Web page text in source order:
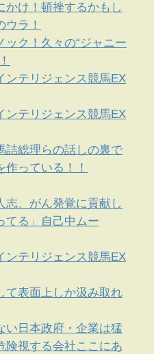
かけ！頓挫するかもし
ラ！
ック！久々の“ジャニー
ンテリジェンス競馬EX
ンテリジェンス競馬EX
詰総理らの話しの裏で
っている！！
志、がん発覚に貢献し
てる」自己中ムー
ンテリジェンス競馬EX
て表面上しか汲み取れ
い日本政府・企業は猛
険視する会社ここにあ